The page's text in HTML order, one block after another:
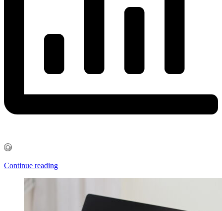
Continue reading